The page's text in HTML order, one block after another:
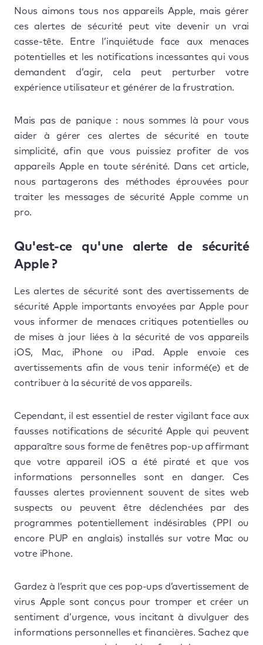
Nous aimons tous nos appareils Apple, mais gérer
ces alertes de sécurité peut vite devenir un vrai
casse-tête. Entre l’inquiétude face aux menaces
potentielles et les notifications incessantes qui vous
demandent d’agir, cela peut perturber votre
expérience utilisateur et générer de la frustration.
Mais pas de panique : nous sommes là pour vous
aider à gérer ces alertes de sécurité en toute
simplicité, afin que vous puissiez profiter de vos
appareils Apple en toute sérénité. Dans cet article,
nous partagerons des méthodes éprouvées pour
traiter les messages de sécurité Apple comme un
pro.
Qu'est-ce qu'une alerte de sécurité
Apple ?
Les alertes de sécurité sont des avertissements de
sécurité Apple importants envoyées par Apple pour
vous informer de menaces critiques potentielles ou
de mises à jour liées à la sécurité de vos appareils
iOS, Mac, iPhone ou iPad. Apple envoie ces
avertissements afin de vous tenir informé(e) et de
contribuer à la sécurité de vos appareils.
Cependant, il est essentiel de rester vigilant face aux
fausses notifications de sécurité Apple qui peuvent
apparaître sous forme de fenêtres pop-up affirmant
que votre appareil iOS a été piraté et que vos
informations personnelles sont en danger. Ces
fausses alertes proviennent souvent de sites web
suspects ou peuvent être déclenchées par des
programmes potentiellement indésirables (PPI ou
encore PUP en anglais) installés sur votre Mac ou
votre iPhone.
Gardez à l’esprit que ces pop-ups d’avertissement de
virus Apple sont conçus pour tromper et créer un
sentiment d’urgence, vous incitant à divulguer des
informations personnelles et financières. Sachez que